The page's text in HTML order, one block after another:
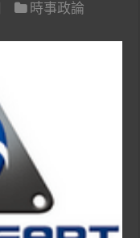
時事政論